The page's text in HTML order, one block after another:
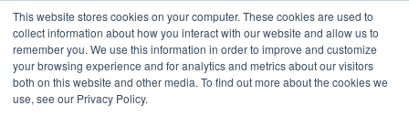
This website stores cookies on your computer. These cookies are used to
collect information about how you interact with our website and allow us to
remember you. We use this information in order to improve and customize
your browsing experience and for analytics and metrics about our visitors
both on this website and other media. To find out more about the cookies we
use, see our Privacy Policy.
Aller
au
contenu